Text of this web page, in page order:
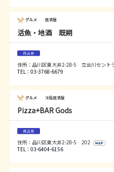
グルメ 居酒屋
活魚・地酒 既朔
住所：品川区東大井2-28-5 立会川セント
TEL：03-3768-6679
グルメ 洋風居酒屋
Pizza+BAR Gods
住所：品川区東大井2-28-5 202
TEL：03-6404-6156